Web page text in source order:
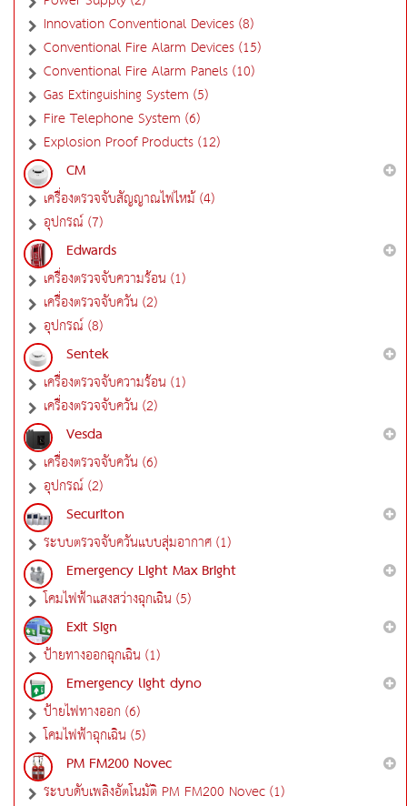
Innovation Conventional Devices (8)
Conventional Fire Alarm Devices (15)
Conventional Fire Alarm Panels (10)
Gas Extinguishing System (5)
Fire Telephone System (6)
Explosion Proof Products (12)
CM
เครื่องตรวจจับสัญญาณไฟไหม้ (4)
อุปกรณ์ (7)
Edwards
เครื่องตรวจจับความร้อน (1)
เครื่องตรวจจับควัน (2)
อุปกรณ์ (8)
Sentek
เครื่องตรวจจับความร้อน (1)
เครื่องตรวจจับควัน (2)
Vesda
เครื่องตรวจจับควัน (6)
อุปกรณ์ (2)
Securiton
ระบบตรวจจับควันแบบสุ่มอากาศ (1)
Emergency Light Max Bright
โคมไฟฟ้าแสงสว่างฉุกเฉิน (5)
Exit Sign
ป้ายทางออกฉุกเฉิน (1)
Emergency light dyno
ป้ายไฟทางออก (6)
โคมไฟฟ้าฉุกเฉิน (5)
PM FM200 Novec
ระบบดับเพลิงอัตโนมัติ PM FM200 Novec (1)